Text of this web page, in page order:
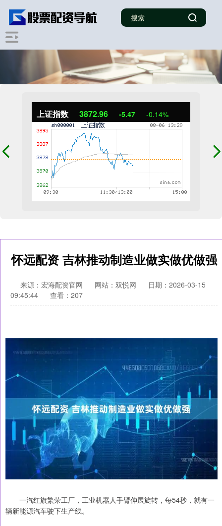
上证指数 3872.66 -5.77 -0.15%
怀远配资 吉林推动制造业做实做优做强
来源：宏海配资官网 网站：双悦网
日期：2026-03-15
09:45:44
查看：207
一汽红旗繁荣工厂，工业机器人手臂伸展旋转，每54秒，就有一
辆新能源汽车驶下生产线。